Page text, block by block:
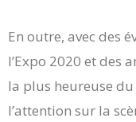
En outre, avec des
l’Expo 2020 et des
la plus heureuse
l’attention sur la